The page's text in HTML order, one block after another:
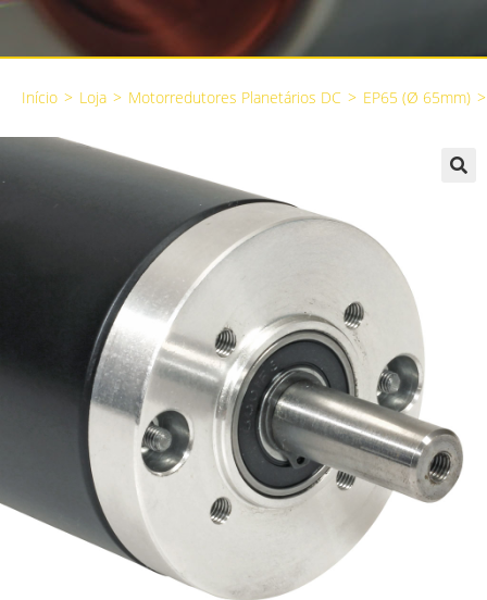
Início > Loja > Motorredutores Planetários DC > EP65 (Ø 65mm) >